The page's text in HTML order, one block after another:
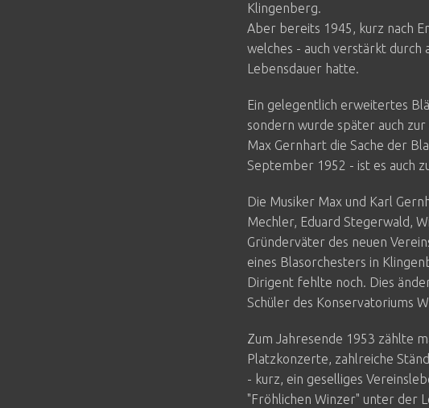
Klingenberg.
Aber bereits 1945, kurz nach
welches - auch verstärkt
Lebensdauer hatte.
Ein gelegentlich erweitertes
sondern wurde später auch
Max Gernhart die Sache der
September 1952 - ist es auch
Die Musiker Max und Karl
Mechler, Eduard Stegerwald,
Gründerväter des neuen
eines Blasorchesters in
Dirigent fehlte noch. Dies
Schüler des Konservatoriums
Zum Jahresende 1953 zählte
Platzkonzerte, zahlreiche
- kurz, ein geselliges
"Fröhlichen Winzer" unter der